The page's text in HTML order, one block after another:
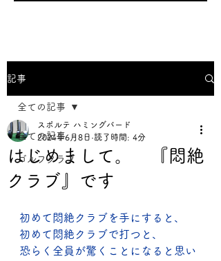
記事
全ての記事
ゴルフクラブ
全ての記事
はじめまして。 『悶絶
クラブ』です
スポルテ ハミングバード
2024年6月8日 読了時間: 4分
初めて悶絶クラブを手にすると、
初めて悶絶クラブで打つと、
恐らく全員が驚くことになると思い